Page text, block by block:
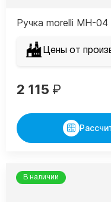
Ручка morelli MH-04
Цены от
2 115 ₽
В наличии